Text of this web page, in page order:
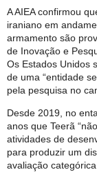
A AIEA confirmou
iraniano em
armamento são
de Inovação e
Os Estados Unidos
de uma “entidade
pela pesquisa no
Desde 2019, no
anos que Teerã
atividades de
para produzir um
avaliação